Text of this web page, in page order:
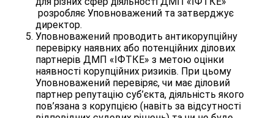
розробляє Уповноважений та затверджує
директор.
Уповноважений проводить антикорупційну
перевірку наявних або потенційних ділових
партнерів ДМП «ІФТКЕ» з метою оцінки
наявності корупційних ризиків. При цьому
Уповноважений перевіряє, чи має діловий
партнер репутацію суб’єкта, діяльність якого
пов’язана з корупцією (навіть за відсутності